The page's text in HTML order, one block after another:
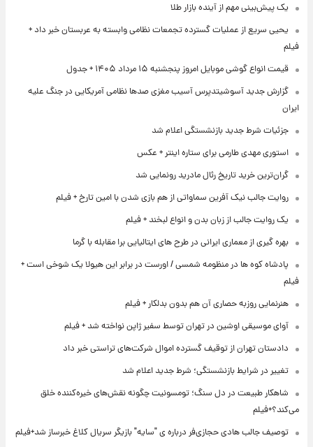
یک پیش‌بینی مهم از آینده بازار طلا
یحیی سریع از عملیات گسترده تجمعات نظامی وابسته به عربستان خبر داد +
فیلم
قیمت انواع گوشی موبایل امروز پنجشنبه ۱۵ مرداد ۱۴۰۵ + جدول
گزارش جدید آسوشیتدپرس آسیب مغزی صدها نظامی آمریکایی در جنگ علیه
ایران
جزئیات شرط جدید بازنشستگی اعلام شد
استوری مهدی طارمی برای ستاره اینتر + عکس
گران‌ترین خرید تاریخ رئال مادرید رونمایی شد
روایت جالب نیک آفرین سماواتی از هم بازی شدن با امین تارخ + فیلم
یک روایت جالب از زبان بدن و انواع لبخند + فیلم
بهره گیری از معماری ایرانی در طرح های ایتالیایی برا مقابله با گرما
پادشاه کوه ها در منظومه شمسی / اورست در برابر این هیولا یک شوخی است +
فیلم
هنرنمایی روزبه حصاری آن هم بدون بدلکار + فیلم
آوای موسیقی اوشین در تهران توسط سفیر ژاپن نواخته شد + فیلم
دادستان تهران از توقیف گسترده اموال شرکت‌های تراستی خبر داد
تغییر در شرایط بازنشستگی؛ شرط جدید اعلام شد
شاهکار طبیعت در دل سنگ؛ تومسونیت چگونه نقش‌های خیره‌کننده خلق
می‌کند؟+فیلم
توصیف جالب هادی حجازی‌فر درباره ی "سایه" بازیگر سریال کلاغ خبرساز شد+فیلم